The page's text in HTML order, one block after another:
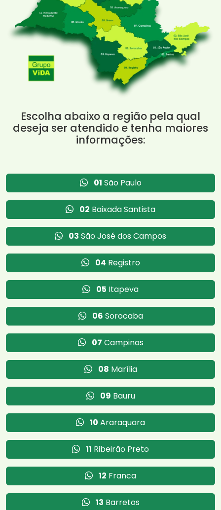
Escolha abaixo a região pela qual
deseja ser atendido e tenha maiores
informações:
01 São Paulo
02 Baixada Santista
03 São José dos Campos
04 Registro
05 Itapeva
06 Sorocaba
07 Campinas
08 Marília
09 Bauru
10 Araraquara
11 Ribeirão Preto
12 Franca
13 Barretos